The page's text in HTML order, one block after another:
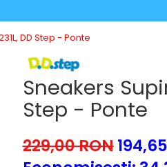
DD Step - Ponte
Sneakers
Step - Ponte
229,00 RON